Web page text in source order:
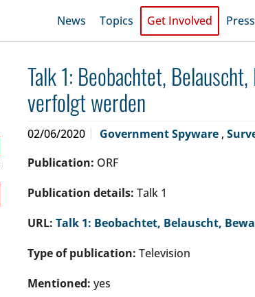
News Topics Get Involved Press
Talk 1: Beobachtet,
verfolgt werden
02/06/2020 Government Spyware ,
Publication: ORF
Publication details: Talk 1
URL: Talk 1: Beobachtet, Belauscht,
Type of publication: Television
Mentioned: yes